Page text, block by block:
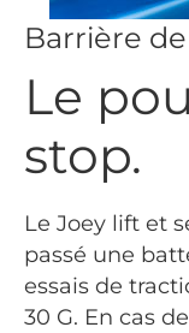
Barrière
Le
stop.
Le Joey lift et
passé une
essais de
30 G. En cas